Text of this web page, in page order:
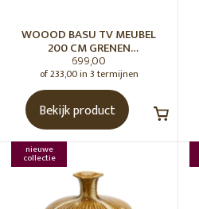
WOOOD BASU TV MEUBEL
200 CM GRENEN
BORDEAUXROOD [fsc]
699,00
of 233,00 in 3 termijnen
Bekijk product
nieuwe
collectie